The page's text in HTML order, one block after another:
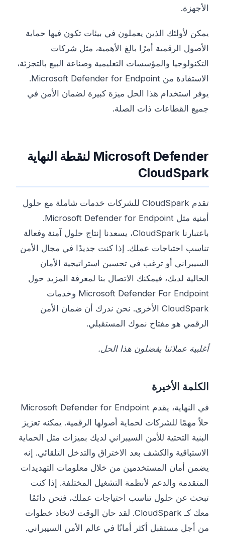
الأجهزة.
يمكن لأولئك الذين يعملون في بيئات تكون فيها حماية
الأصول الرقمية أمرًا بالغ الأهمية، مثل شركات
التكنولوجيا والمؤسسات التعليمية وصناعة البيع بالتجزئة،
الاستفادة من Microsoft Defender for Endpoint.
يوفر استخدام هذا الحل ميزة كبيرة لضمان الأمن في
جميع القطاعات ذات الصلة.
Microsoft Defender لنقطة النهاية
CloudSpark
تقدم CloudSpark للشركات خدمات شاملة مع حلول
أمنية مثل Microsoft Defender for Endpoint.
باعتبارنا CloudSpark، يسعدنا إنتاج حلول آمنة وفعالة
تناسب احتياجات عملك. إذا كنت جديدًا في مجال الأمن
السيبراني أو ترغب في تحسين استراتيجية الأمان
الحالية لديك، فيمكنك الاتصال بنا لمعرفة المزيد حول
Microsoft Defender For Endpoint وخدمات
CloudSpark الأخرى. نحن ندرك أن ضمان الأمن
الرقمي هو مفتاح نموك المستقبلي.
أغلبية عملائنا يفضلون هذا الحل.
الكلمة الأخيرة
في النهاية، يقدم Microsoft Defender for Endpoint
حلاً مهمًا للشركات لحماية أصولها الرقمية. يمكنه تعزيز
البنية التحتية للأمن السيبراني لديك بميزات مثل الحماية
الاستباقية والكشف بعد الاختراق والتدخل التلقائي. إنه
يضمن أمان المستخدمين من خلال معلومات التهديدات
المتقدمة والدعم لأنظمة التشغيل المختلفة. إذا كنت
تبحث عن حلول تناسب احتياجات عملك، فنحن دائمًا
معك كـ CloudSpark. لقد حان الوقت لاتخاذ خطوات
من أجل مستقبل أكثر أمانًا في عالم الأمن السيبراني.